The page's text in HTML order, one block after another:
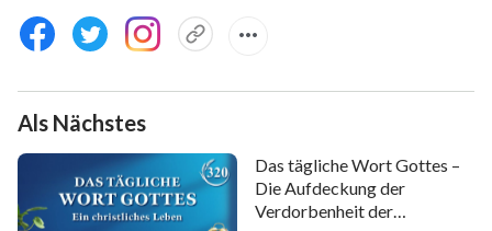
Seine Nachfolger sind, denn Gott lobt ihren Glauben
nicht. Denn, unabhängig davon, wie viele Jahre diese
und Ansichten nie verändert. Sie sind wie die
Art der Ungläubigen, Dinge zu tun, und halten sich an
ihre Gesetze des Überlebens und des Glaubens. Sie
Als Nächstes
Das tägliche Wort Gottes –
Die Aufdeckung der
Verdorbenheit der